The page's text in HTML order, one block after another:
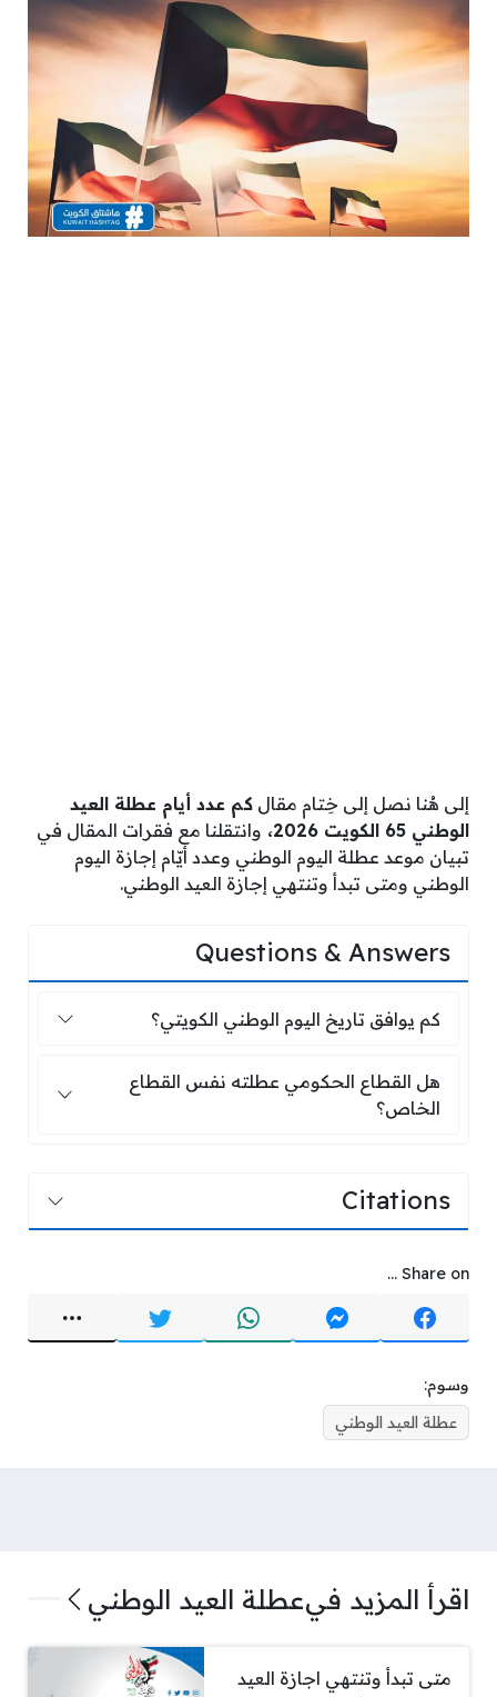
إلى هُنا نصل إلى خِتام مقال كم عدد أيام عطلة العيد
الوطني 65 الكويت 2026،
وانتقلنا مع فقرات المقال في
تبيان موعد عطلة اليوم الوطني وعدد أيّام إجازة اليوم
الوطني ومتى تبدأ وتنتهي إجازة العيد الوطني.
Questions & Answers
كم يوافق تاريخ اليوم الوطني الكويتي؟
كم يوافق تاريخ اليوم الوطني الكويتي؟
هل القطاع الحكومي عطلته نفس
هل القطاع الحكومي عطلته نفس القطاع
الخاص؟
Citations
Share on ...
وسوم:
عطلة العيد الوطني
اقرأ المزيد فيعطلة العيد الوطني
متى تبدأ وتنتهي اجازة العيد